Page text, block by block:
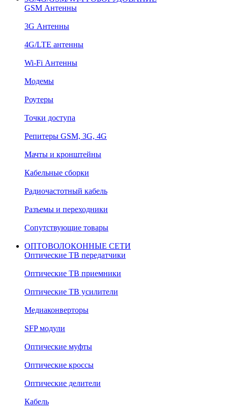
GSM Антенны
3G Антенны
4G/LTE антенны
Wi-Fi Антенны
Модемы
Роутеры
Точки доступа
Репитеры GSM, 3G, 4G
Мачты и кронштейны
Кабельные сборки
Радиочастотный кабель
Разъемы и переходники
Сопутствующие товары
ОПТОВОЛОКОННЫЕ СЕТИ
Оптические ТВ передатчики
Оптические ТВ приемники
Оптические ТВ усилители
Медиаконверторы
SFP модули
Оптические муфты
Оптические кроссы
Оптические делители
Кабель